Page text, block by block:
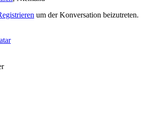
um der Konversation beizutreten.